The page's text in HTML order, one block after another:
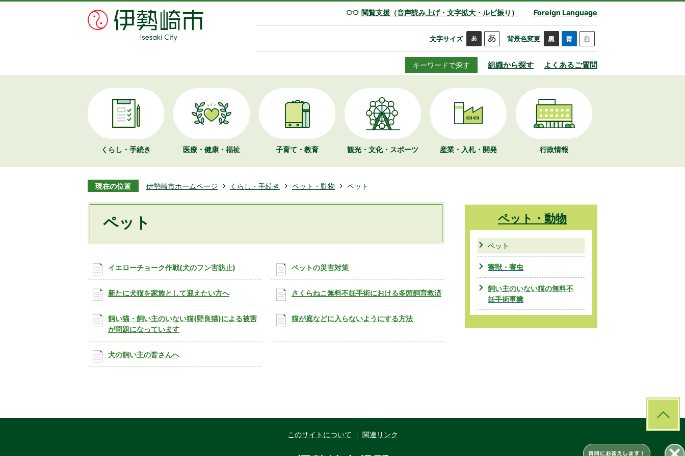
閲覧支援（音声読み上げ・文字拡大・ルビ振り） Foreign Language
文字サイズ 背景色変更
キーワードで探す 組織から探す よくあるご質問
くらし・手続き 医療・健康・福祉 子育て・教育 観光・文化・ スポーツ 産業・入札・開発 行政情報
現在の位置 伊勢崎市ホームページ くらし・手続き ペット・動物 ペット
ペット
イエローチョーク作戦(犬のフン害防止) ペットの災害対策
新たに犬猫を家族として迎えたい方へ さくらねこ無料不妊手術における多頭飼育救済
飼い猫・飼い主のいない猫(野良猫)による被害
が問題になっています
猫が庭などに入らないようにする方法
犬の飼い主の皆さんへ
ペット・動物
ペット
害獣・害虫
飼い主のいない猫の無料不
妊手術事業
このサイトについて 関連リンク